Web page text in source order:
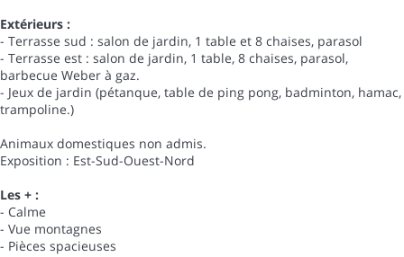
Extérieurs :
- Terrasse sud : salon de jardin, 1 table et 8 chaises, parasol
- Terrasse est : salon de jardin, 1 table, 8 chaises, parasol,
barbecue Weber à gaz.
- Jeux de jardin (pétanque, table de ping pong, badminton, hamac,
trampoline.)
Animaux domestiques non admis.
Exposition : Est-Sud-Ouest-Nord
Les + :
- Calme
- Vue montagnes
- Pièces spacieuses